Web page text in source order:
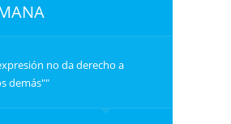
no da derecho a
demás""